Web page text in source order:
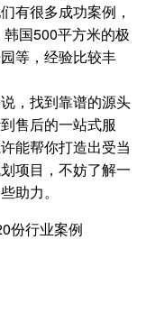
有很多成功案例，
国500平方米的极
等，经验比较丰
，找到靠谱的源头
售后的一站式服
能帮你打造出受当
项目，不妨了解一
助力。
份行业案例